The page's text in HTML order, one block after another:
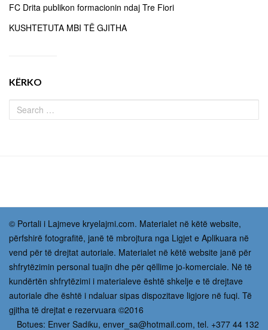
FC Drita publikon formacionin ndaj Tre Fiori
KUSHTETUTA MBI TË GJITHA
KËRKO
© Portali i Lajmeve kryelajmi.com. Materialet në këtë website,
përfshirë fotografitë, janë të mbrojtura nga Ligjet e Aplikuara në
vend për të drejtat autoriale. Materialet në këtë website janë për
shfrytëzimin personal tuajin dhe për qëllime jo-komerciale. Në të
kundërtën shfrytëzimi i materialeve është shkelje e të drejtave
autoriale dhe është i ndaluar sipas dispozitave ligjore në fuqi. Të
gjitha të drejtat e rezervuara ©2016
Botues: Enver Sadiku, enver_sa@hotmail.com, tel. +377 44 132